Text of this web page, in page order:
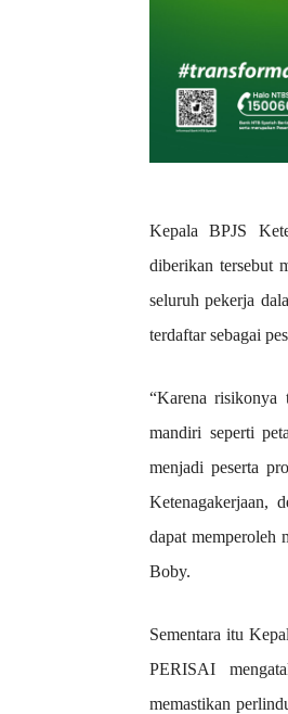
Kepala BPJS
diberikan tersebut
seluruh pekerja
terdaftar sebagai
“Karena risikonya
mandiri seperti
menjadi peserta
Ketenagakerjaan,
dapat memperoleh
Boby.
Sementara itu
PERISAI
memastikan